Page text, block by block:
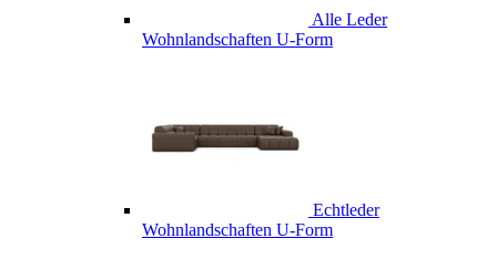
Alle Leder
Wohnlandschaften U-Form
Echtleder
Wohnlandschaften U-Form